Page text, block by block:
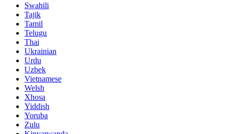
Swahili
Tajik
Tamil
Telugu
Thai
Ukrainian
Urdu
Uzbek
Vietnamese
Welsh
Xhosa
Yiddish
Yoruba
Zulu